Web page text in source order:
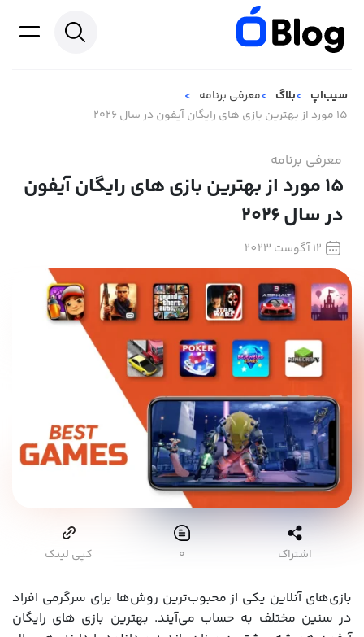
سیب‌اپ بلاگ
معرفی برنامه
۱۵ مورد از بهترین بازی های رایگان آیفون در سال ۲۰۲۶
معرفی برنامه
۱۵ مورد از بهترین بازی های رایگان آیفون
در سال ۲۰۲۶
12 آگوست 2023
اشتراک ۰ کپی لینک
بازی‌های آنلاین یکی از محبوب‌ترین روش‌ها برای سرگرمی افراد
در سنین مختلف به حساب می‌آیند. بهترین بازی های رایگان